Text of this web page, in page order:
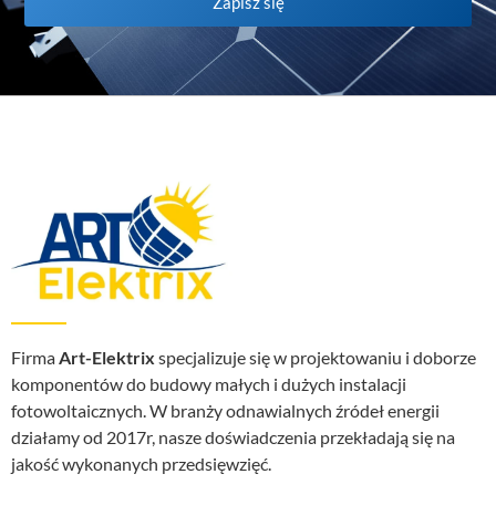
FirmaArt-Elektrix specjalizuje się w projektowaniu i doborze
komponentów do budowy małych i dużych instalacji
fotowoltaicznych. W branży odnawialnych źródeł energii
działamy od 2017r, nasze doświadczenia przekładają się na
jakość wykonanych przedsięwzięć.